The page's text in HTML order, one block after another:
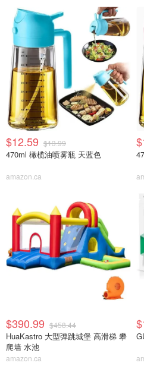
$12.59 $13.99
470ml 橄榄油喷雾瓶 天蓝色
amazon.ca
$390.99 $458.44
HuaKastro 大型弹跳城堡 高滑梯 攀
爬墙 水池
amazon.ca